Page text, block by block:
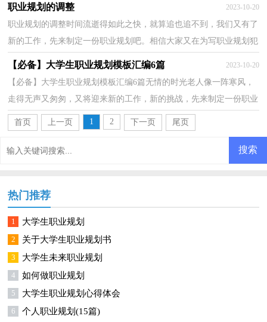
职业规划的调整 2023-10-20
职业规划的调整时间流逝得如此之快，就算追也追不到，我们又有了
新的工作，先来制定一份职业规划吧。相信大家又在为写职业规划犯
【必备】大学生职业规划模板汇编6篇 2023-10-20
【必备】大学生职业规划模板汇编6篇无情的时光老人像一阵寒风，
走得无声又匆匆，又将迎来新的工作，新的挑战，先来制定一份职业
规划吧。职业规划怎么写才不会千篇一律呢？以下是小编...
首页 上一页 1 2 下一页 尾页
热门推荐
1 大学生职业规划
2 关于大学生职业规划书
3 大学生未来职业规划
4 如何做职业规划
5 大学生职业规划心得体会
6 个人职业规划(15篇)